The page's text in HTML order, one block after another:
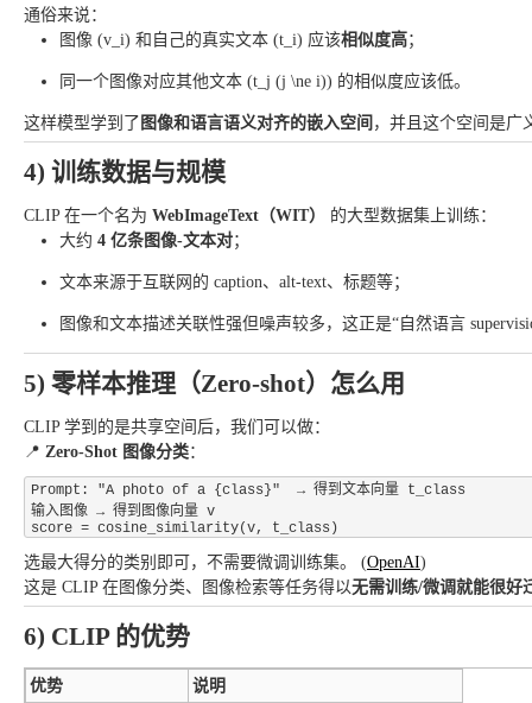
通俗来说：
图像 (v_i) 和自己的真实文本 (t_i) 应该相似度高；
同一个图像对应其他文本 (t_j (j \ne i)) 的相似度应该低。
这样模型学到了 图像和语言语义对齐的嵌入空间 ，并且这个空间是广
4) 训练数据与规模
CLIP 在一个名为 WebImageText（WIT）
的大型数据集上训练：
大约 4 亿条图像-文本对；
文本来源于互联网的 caption、alt-text、标题等；
图像和文本描述关联性强但噪声较多，这正是“自然语言
5) 零样本推理（Zero-shot）怎么用
CLIP 学到的是共享空间后，我们可以做：
📍 Zero-Shot 图像分类：
Prompt: "A photo of a {class}"  → 得到文本向量 t_class
输入图像 → 得到图像向量 v
选最大得分的类别即可，不需要微调训练集。 (OpenAI)
这是 CLIP 在图像分类、图像检索等任务得以无需训练/微调就能很好
6) CLIP 的优势
优势
说明